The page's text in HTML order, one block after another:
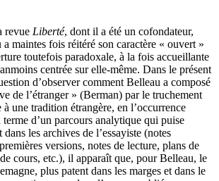
revue Liberté, dont il a été un cofondateur,
maintes fois réitéré son caractère « ouvert »
toutefois paradoxale, à la fois accueillante
centrée sur elle-même. Dans le présent
d’observer comment Belleau a composé
de l’étranger » (Berman) par le truchement
à une tradition étrangère, en l’occurrence
d’un parcours analytique qui puise
les archives de l’essayiste (notes
versions, notes de lecture, plans de
cours, etc.), il apparaît que, pour Belleau, le
plus patent dans les marges et dans le